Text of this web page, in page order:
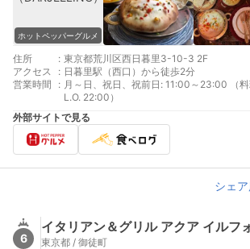
ホットペッパーグルメ
住所 : 東京都荒川区西日暮里3-10-3 2F
アクセス
: 日暮里駅（西口）から徒歩2分
営業時間
: 月～日、祝日、祝前日: 11:00～23:00 （
L.O. 22:00）
外部サイトで見る
シェ
6
イタリアン＆グリル アクア イルフ
東京都 / 御徒町